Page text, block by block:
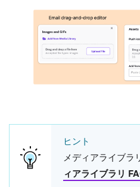
ヒント
メディアライブラ
ィアライブラリ